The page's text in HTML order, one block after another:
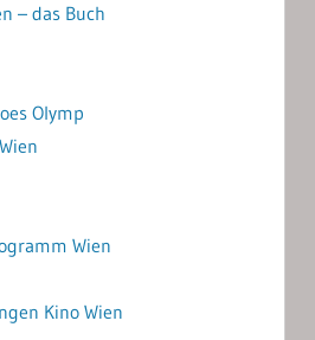
– das Buch
Olymp
Wien
Kino Wien